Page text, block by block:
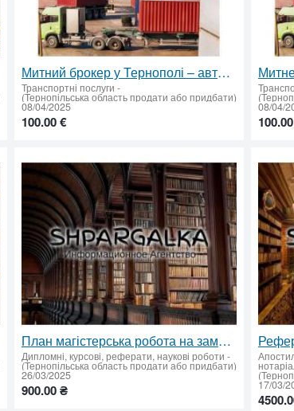
Митний брокер у Тернополі – авто, Т1, імпорт, експорт, особисті речі
Транспортні послуги -
(Тернопільська область продати або придбати)
08/04/2025
100.00 €
08/04/
План магістерська робота на замовлення — структуровано, чітко, згідно з вимогами ✅
Дипломні, курсові, реферати, наукові роботи -
(Тернопільська область продати або придбати)
26/03/2025
900.00 ₴ 17/03/